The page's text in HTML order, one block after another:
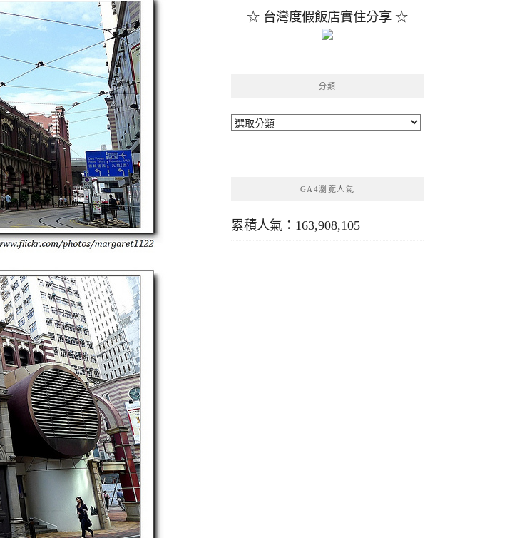
☆ 台灣度假飯店實住分享 ☆
分類
分
GA4瀏覽人氣
累積人氣：163,908,105